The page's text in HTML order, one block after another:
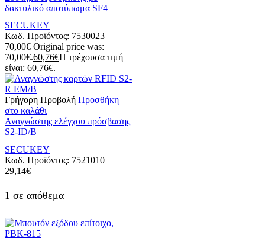
δακτυλικό αποτύπωμα SF4
SECUKEY
Κωδ. Προϊόντος: 7530023
70,00€ Original price was:
70,00€.60,76€Η τρέχουσα τιμή
είναι: 60,76€.
Γρήγορη Προβολή Προσθήκη
στο καλάθι
Αναγνώστης ελέγχου πρόσβασης
S2-ID/B
SECUKEY
Κωδ. Προϊόντος: 7521010
29,14€
1 σε απόθεμα